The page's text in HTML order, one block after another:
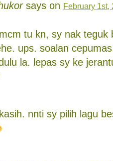
says on February 1st,
tu kn, sy nak teguk
ups. soalan
la. lepas sy ke
nnti sy pilih lagu